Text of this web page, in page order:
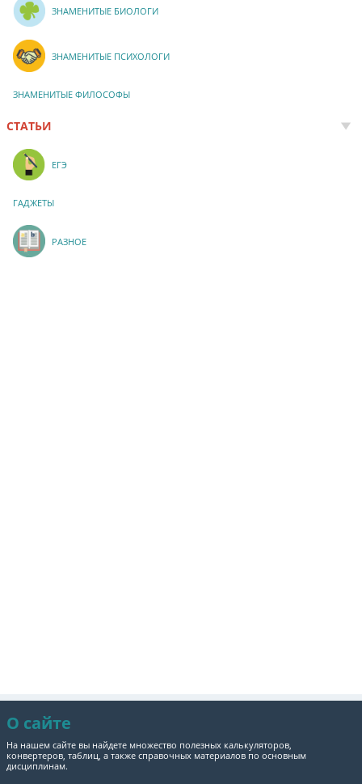
ЗНАМЕНИТЫЕ БИОЛОГИ
ЗНАМЕНИТЫЕ ПСИХОЛОГИ
ЗНАМЕНИТЫЕ ФИЛОСОФЫ
СТАТЬИ
ЕГЭ
ГАДЖЕТЫ
РАЗНОЕ
О сайте
На нашем сайте вы найдете множество полезных калькуляторов,
конвертеров, таблиц, а также справочных материалов по основным
дисциплинам.